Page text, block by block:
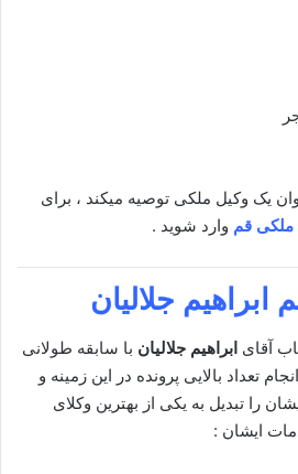
یک وکیل ملکی توصیه میکند ، برای
ملکی قم وارد شوید .
ابراهیم جلالیان
آقای ابراهیم جلالیان با سابقه طولانی
تعداد بالایی پرونده در این زمینه و
را تبدیل به یکی از بهترین وکلای
ایشان :